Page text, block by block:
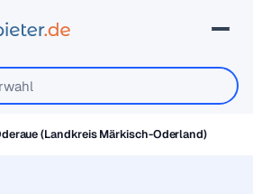
(Landkreis Märkisch-Oderland)